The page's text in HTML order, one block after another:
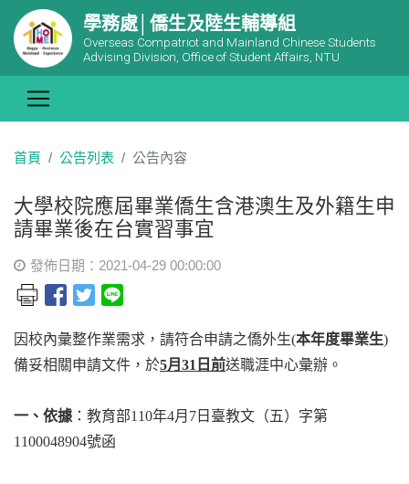
學務處│僑生及陸生輔導組
Overseas Compatriot and Mainland Chinese Students
Advising Division, Office of Student Affairs, NTU
首頁 公告列表 公告內容
大學校院應屆畢業僑生含港澳生及外籍生申
請畢業後在台實習事宜
發佈日期：2021-04-29 00:00:00
因校內彙整作業需求，請符合申請之僑外生(本年度畢業生)
備妥相關申請文件，於5月31日前送職涯中心彙辦。
一、依據 ：教育部110年4月7日臺教文（五）字第
1100048904號函